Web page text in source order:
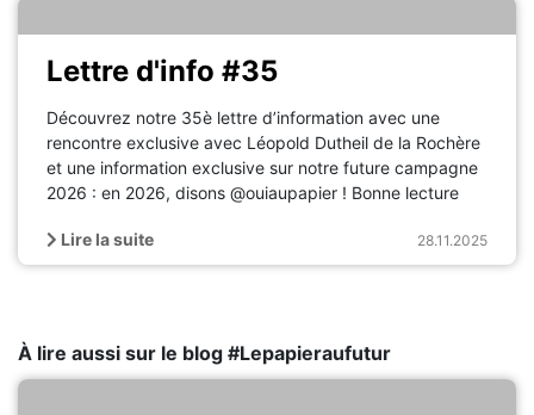
Lettre d'info #35
Découvrez notre 35è lettre d’information avec une
rencontre exclusive avec Léopold Dutheil de la Rochère
et une information exclusive sur notre future campagne
2026 : en 2026, disons @ouiaupapier ! Bonne lecture
Lire la suite 28.11.2025
À lire aussi sur le blog #Lepapieraufutur